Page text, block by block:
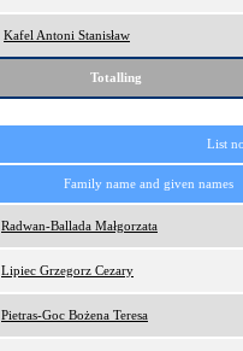
Kafel Antoni Stanisław
Totalling
List
Family name and given names
Radwan-Ballada Małgorzata
Lipiec Grzegorz Cezary
Pietras-Goc Bożena Teresa